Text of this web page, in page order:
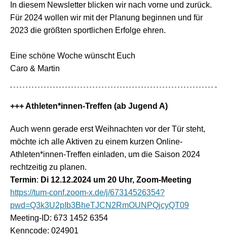
In diesem Newsletter blicken wir nach vorne und zurück.
Für 2024 wollen wir mit der Planung beginnen und für
2023 die größten sportlichen Erfolge ehren.
Eine schöne Woche wünscht Euch
Caro & Martin
+++ Athleten*innen-Treffen (ab Jugend A)
Auch wenn gerade erst Weihnachten vor der Tür steht,
möchte ich alle Aktiven zu einem kurzen Online-
Athleten*innen-Treffen einladen, um die Saison 2024
rechtzeitig zu planen.
Termin: Di 12.12.2024 um 20 Uhr, Zoom-Meeting
https://tum-conf.zoom-x.de/j/67314526354?
pwd=Q3k3U2pIb3BheTJCN2RmOUNPQjcyQT09
Meeting-ID: 673 1452 6354
Kenncode: 024901